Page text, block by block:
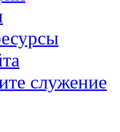
служение